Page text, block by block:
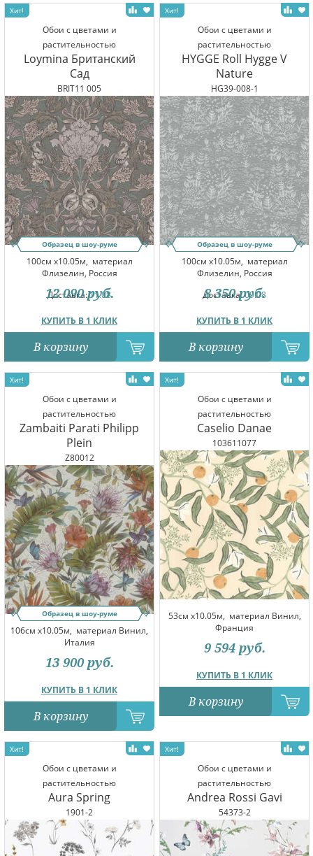
Обои с цветами и
растительностью
Loymina Британский
Сад
BRIT11 005
Образец в шоу-руме
100см x10.05м, материал
Флизелин, Россия
Доставка:11.08
КУПИТЬ В 1 КЛИК
12 090 руб.
В корзину
Обои с цветами и
растительностью
HYGGE Roll Hygge V
Nature
HG39-008-1
Образец в шоу-руме
100см x10.05м, материал
Флизелин, Россия
Доставка:09.08
КУПИТЬ В 1 КЛИК
8 350 руб.
В корзину
Обои с цветами и
растительностью
Zambaiti Parati Philipp
Plein
Z80012
Образец в шоу-руме
106см x10.05м, материал Винил,
Италия
КУПИТЬ В 1 КЛИК
13 900 руб.
В корзину
Обои с цветами и
растительностью
Caselio Danae
103611077
53см x10.05м, материал Винил,
Франция
КУПИТЬ В 1 КЛИК
9 594 руб.
В корзину
Обои с цветами и
растительностью
Aura Spring
1901-2
Обои с цветами и
растительностью
Andrea Rossi Gavi
54373-2